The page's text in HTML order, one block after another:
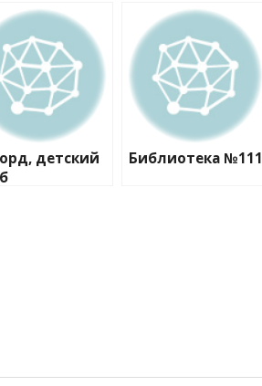
детский
Библиотека №111